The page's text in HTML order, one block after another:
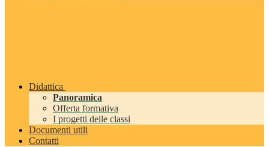
Didattica
Panoramica
Offerta formativa
I progetti delle classi
Documenti utili
Contatti